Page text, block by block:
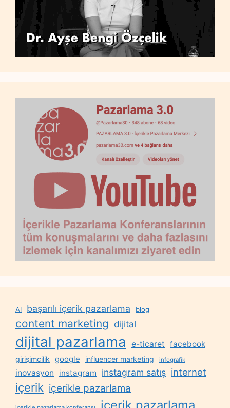
AI başarılı içerik pazarlama blog
content marketing dijital
dijital pazarlama e-ticaret facebook
girişimcilik google influencer marketing infografik
inovasyon instagram instagram satış internet
içerik içerikle pazarlama